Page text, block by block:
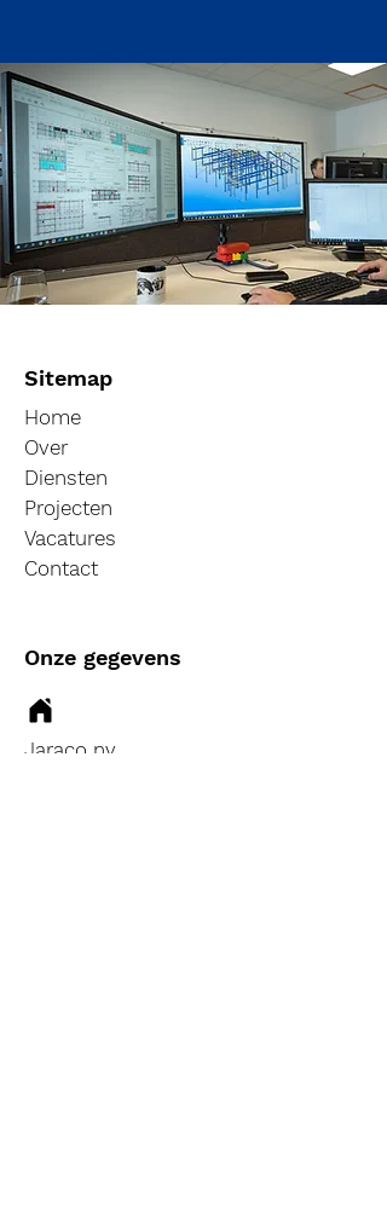
Sitemap
Home
Over
Diensten
Projecten
Vacatures
Contact
Onze gegevens
Jaraco nv